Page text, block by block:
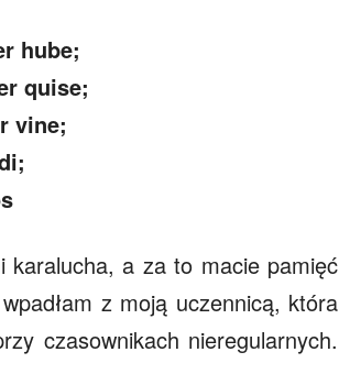
hube;
quise;
vine;
karalucha, a za to macie pamięć
z moją uczennicą, która
czasownikach nieregularnych.